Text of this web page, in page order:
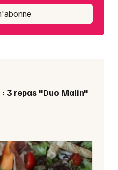
3 repas "Duo Malin"